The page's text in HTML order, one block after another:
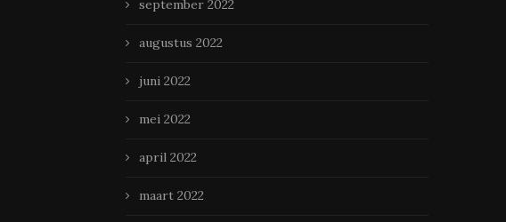
september 2022
augustus 2022
juni 2022
mei 2022
april 2022
maart 2022